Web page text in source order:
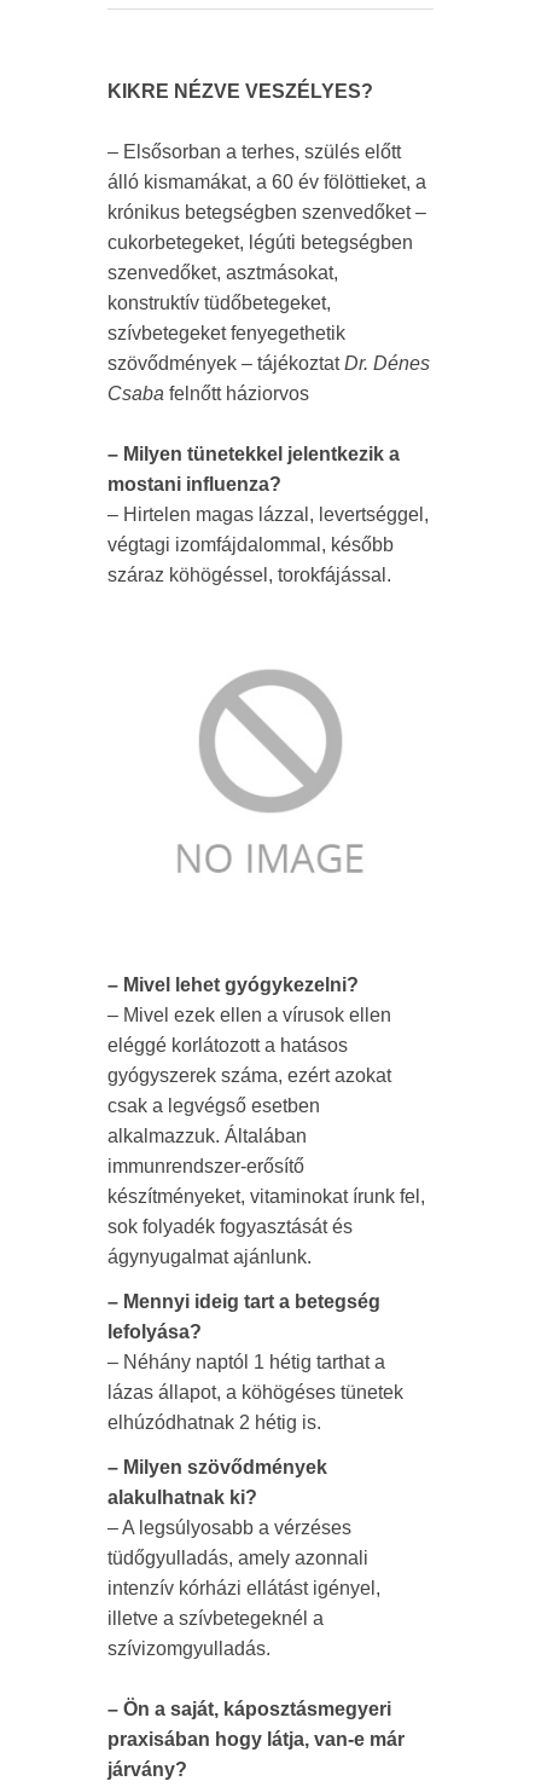
KIKRE NÉZVE VESZÉLYES?
– Elsősorban a terhes, szülés előtt
álló kismamákat, a 60 év fölöttieket, a
krónikus betegségben szenvedőket –
cukorbetegeket, légúti betegségben
szenvedőket, asztmásokat,
konstruktív tüdőbetegeket,
szívbetegeket fenyegethetik
szövődmények – tájékoztat Dr. Dénes
Csaba felnőtt háziorvos
– Milyen tünetekkel jelentkezik a
mostani influenza?
– Hirtelen magas lázzal, levertséggel,
végtagi izomfájdalommal, később
száraz köhögéssel, torokfájással.
– Mivel lehet gyógykezelni?
– Mivel ezek ellen a vírusok ellen
eléggé korlátozott a hatásos
gyógyszerek száma, ezért azokat
csak a legvégső esetben
alkalmazzuk. Általában
immunrendszer-erősítő
készítményeket, vitaminokat írunk fel,
sok folyadék fogyasztását és
ágynyugalmat ajánlunk.
– Mennyi ideig tart a betegség
lefolyása?
– Néhány naptól 1 hétig tarthat a
lázas állapot, a köhögéses tünetek
elhúzódhatnak 2 hétig is.
– Milyen szövődmények
alakulhatnak ki?
– A legsúlyosabb a vérzéses
tüdőgyulladás, amely azonnali
intenzív kórházi ellátást igényel,
illetve a szívbetegeknél a
szívizomgyulladás.
– Ön a saját, káposztásmegyeri
praxisában hogy látja, van-e már
járvány?